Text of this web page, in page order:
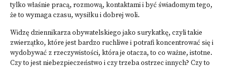
tylko właśnie pracą, rozmową, kontaktami i być świadomym tego,
że to wymaga czasu, wysiłku i dobrej woli.
Widzę dziennikarza obywatelskiego jako surykatkę, czyli takie
zwierzątko, które jest bardzo ruchliwe i potrafi koncentrować się i
wydobywać z rzeczywistości, która je otacza, to co ważne, istotne.
Czy to jest niebezpieczeństwo i czy trzeba ostrzec innych? Czy to